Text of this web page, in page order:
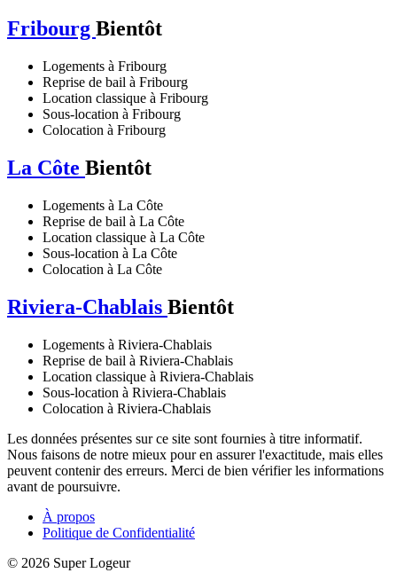
Fribourg Bientôt
Logements à Fribourg
Reprise de bail à Fribourg
Location classique à Fribourg
Sous-location à Fribourg
Colocation à Fribourg
La Côte Bientôt
Logements à La Côte
Reprise de bail à La Côte
Location classique à La Côte
Sous-location à La Côte
Colocation à La Côte
Riviera-Chablais Bientôt
Logements à Riviera-Chablais
Reprise de bail à Riviera-Chablais
Location classique à Riviera-Chablais
Sous-location à Riviera-Chablais
Colocation à Riviera-Chablais
Les données présentes sur ce site sont fournies à titre informatif.
Nous faisons de notre mieux pour en assurer l'exactitude, mais elles
peuvent contenir des erreurs. Merci de bien vérifier les informations
avant de poursuivre.
À propos
Politique de Confidentialité
© 2026 Super Logeur